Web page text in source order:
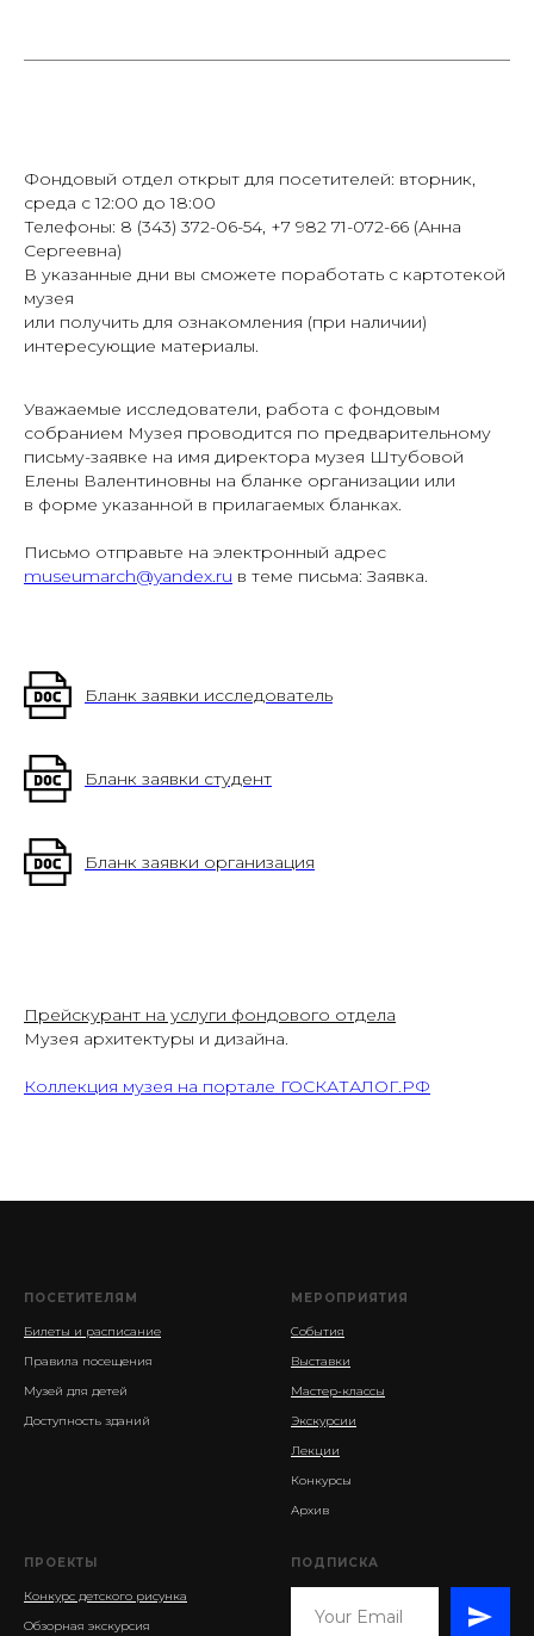
Фондовый отдел открыт для посетителей: вторник,
среда с 12:00 до 18:00
Телефоны: 8 (343) 372-06-54, +7 982 71-072-66 (Анна
Сергеевна)
В указанные дни вы сможете поработать с картотекой
музея
или получить для ознакомления (при наличии)
интересующие материалы.
Уважаемые исследователи, работа с фондовым
собранием Музея проводится по предварительному
письму-заявке на имя директора музея Штубовой
Елены Валентиновны на бланке организации или
в форме указанной в прилагаемых бланках.
Письмо отправьте на электронный адрес
museumarch@yandex.ru в теме письма: Заявка.
Бланк заявки исследователь
Бланк заявки студент
Бланк заявки организация
Прейскурант на услуги фондового отдела
Музея архитектуры и дизайна.
Коллекция музея на портале ГОСКАТАЛОГ.РФ
ПОСЕТИТЕЛЯМ
Билеты и расписание
Правила посещения
Музей для детей
Доступность зданий
МЕРОПРИЯТИЯ
События
Выставки
Мастер-классы
Экскурсии
Лекции
Конкурсы
Архив
ПРОЕКТЫ
Конкурс детского рисунка
Обзорная экскурсия
ПОДПИСКА